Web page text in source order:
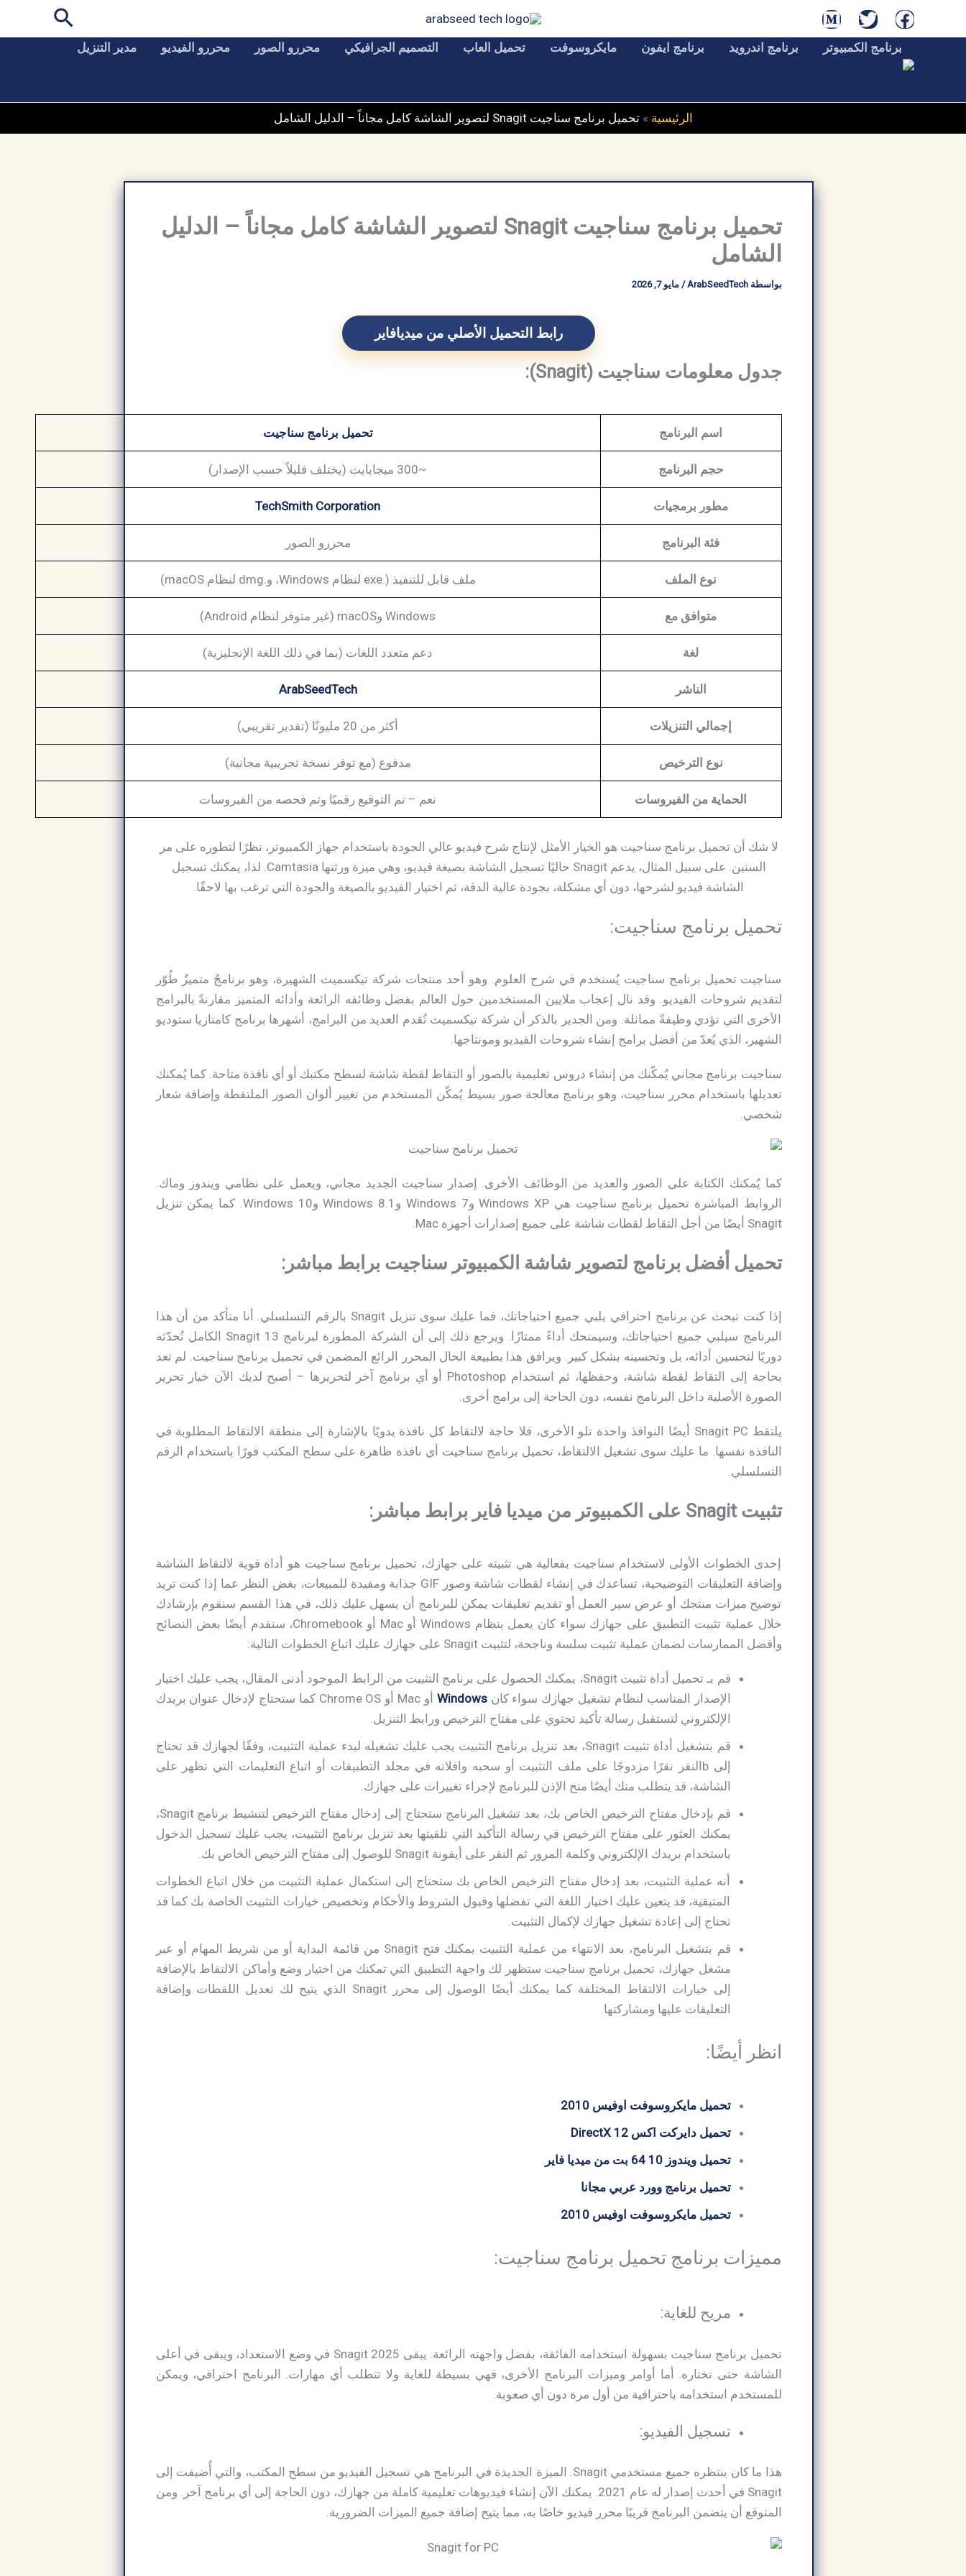
البحث
برنامج الكمبيوتر برنامج اندرويد برنامج ايفون مايكروسوفت تحميل العاب التصميم الجرافيكي محررو الصور محررو الفيديو مدير التنزيل
الرئيسية »تحميل برنامج سناجيت Snagit لتصوير الشاشة كامل مجاناً – الدليل الشامل
تحميل برنامج سناجيت Snagit لتصوير الشاشة كامل مجاناً – الدليل
الشامل
بواسطة ArabSeedTech
/مايو 7, 2026
رابط التحميل الأصلي من ميديافاير
جدول معلومات سناجيت (Snagit):
اسم البرنامج تحميل برنامج سناجيت
حجم البرنامج ~300 ميجابايت (يختلف قليلاً حسب الإصدار)
مطور برمجيات TechSmith Corporation
فئة البرنامج محررو الصور
نوع الملف ملف قابل للتنفيذ (.exe لنظام Windows، و.dmg لنظام macOS)
متوافق مع Windows وmacOS (غير متوفر لنظام Android)
لغة دعم متعدد اللغات (بما في ذلك اللغة الإنجليزية)
الناشر ArabSeedTech
إجمالي التنزيلات أكثر من 20 مليونًا (تقدير تقريبي)
نوع الترخيص مدفوع (مع توفر نسخة تجريبية مجانية)
الحماية من الفيروسات نعم – تم التوقيع رقميًا وتم فحصه من الفيروسات
لا شك أن تحميل برنامج سناجيت هو الخيار الأمثل لإنتاج شرح فيديو عالي الجودة باستخدام جهاز الكمبيوتر، نظرًا لتطوره على مر
السنين. على سبيل المثال، يدعم Snagit حاليًا تسجيل الشاشة بصيغة فيديو، وهي ميزة ورثتها Camtasia. لذا، يمكنك تسجيل
الشاشة فيديو لشرحها، دون أي مشكلة، بجودة عالية الدقة، ثم اختيار الفيديو بالصيغة والجودة التي ترغب بها لاحقًا.
تحميل برنامج سناجيت:
سناجيت تحميل برنامج سناجيت يُستخدم في شرح العلوم. وهو أحد منتجات شركة تيكسميث الشهيرة، وهو برنامجٌ متميزٌ طُوّر
لتقديم شروحات الفيديو. وقد نال إعجاب ملايين المستخدمين حول العالم بفضل وظائفه الرائعة وأدائه المتميز مقارنةً بالبرامج
الأخرى التي تؤدي وظيفةً مماثلة. ومن الجدير بالذكر أن شركة تيكسميث تُقدم العديد من البرامج، أشهرها برنامج كامتازيا ستوديو
الشهير، الذي يُعدّ من أفضل برامج إنشاء شروحات الفيديو ومونتاجها.
سناجيت برنامج مجاني يُمكّنك من إنشاء دروس تعليمية بالصور أو التقاط لقطة شاشة لسطح مكتبك أو أي نافذة متاحة. كما يُمكنك
تعديلها باستخدام محرر سناجيت، وهو برنامج معالجة صور بسيط يُمكّن المستخدم من تغيير ألوان الصور الملتقطة وإضافة شعار
شخصي.
كما يُمكنك الكتابة على الصور والعديد من الوظائف الأخرى. إصدار سناجيت الجديد مجاني، ويعمل على نظامي ويندوز وماك.
الروابط المباشرة تحميل برنامج سناجيت هي Windows XP وWindows 7 وWindows 8.1 وWindows 10. كما يمكن تنزيل
Snagit أيضًا من أجل التقاط لقطات شاشة على جميع إصدارات أجهزة Mac.
تحميل أفضل برنامج لتصوير شاشة الكمبيوتر سناجيت برابط مباشر:
إذا كنت تبحث عن برنامج احترافي يلبي جميع احتياجاتك، فما عليك سوى تنزيل Snagit بالرقم التسلسلي. أنا متأكد من أن هذا
البرنامج سيلبي جميع احتياجاتك، وسيمنحك أداءً ممتازًا. ويرجع ذلك إلى أن الشركة المطورة لبرنامج Snagit 13 الكامل تُحدّثه
دوريًا لتحسين أدائه، بل وتحسينه بشكل كبير. ويرافق هذا بطبيعة الحال المحرر الرائع المضمن في تحميل برنامج سناجيت. لم تعد
بحاجة إلى التقاط لقطة شاشة، وحفظها، ثم استخدام Photoshop أو أي برنامج آخر لتحريرها – أصبح لديك الآن خيار تحرير
الصورة الأصلية داخل البرنامج نفسه، دون الحاجة إلى برامج أخرى.
يلتقط Snagit PC أيضًا النوافذ واحدة تلو الأخرى، فلا حاجة لالتقاط كل نافذة يدويًا بالإشارة إلى منطقة الالتقاط المطلوبة في
النافذة نفسها. ما عليك سوى تشغيل الالتقاط، تحميل برنامج سناجيت أي نافذة ظاهرة على سطح المكتب فورًا باستخدام الرقم
التسلسلي.
تثبيت Snagit على الكمبيوتر من ميديا فاير برابط مباشر:
إحدى الخطوات الأولى لاستخدام سناجيت بفعالية هي تثبيته على جهازك، تحميل برنامج سناجيت هو أداة قوية لالتقاط الشاشة
وإضافة التعليقات التوضيحية، تساعدك في إنشاء لقطات شاشة وصور GIF جذابة ومفيدة للمبيعات، بغض النظر عما إذا كنت تريد
توضيح ميزات منتجك أو عرض سير العمل أو تقديم تعليقات يمكن للبرنامج أن يسهل عليك ذلك، في هذا القسم سنقوم بإرشادك
خلال عملية تثبيت التطبيق على جهازك سواء كان يعمل بنظام Windows أو Mac أو Chromebook، سنقدم أيضًا بعض النصائح
وأفضل الممارسات لضمان عملية تثبيت سلسة وناجحة، لتثبيت Snagit على جهازك عليك اتباع الخطوات التالية:
قم بـ تحميل أداة تثبيت Snagit، يمكنك الحصول على برنامج التثبيت من الرابط الموجود أدنى المقال، يجب عليك اختيار
الإصدار المناسب لنظام تشغيل جهازك سواء كانWindows
أو Mac أو Chrome OS كما ستحتاج لإدخال عنوان بريدك
الإلكتروني لتستقبل رسالة تأكيد تحتوي على مفتاح الترخيص ورابط التنزيل.
قم بتشغيل أداة تثبيت Snagit، بعد تنزيل برنامج التثبيت يجب عليك تشغيله لبدء عملية التثبيت، وفقًا لجهازك قد تحتاج
إلى bالنقر نقرًا مزدوجًا على ملف التثبيت أو سحبه وافلاته في مجلد التطبيقات أو اتباع التعليمات التي تظهر على
الشاشة، قد يتطلب منك أيضًا منح الإذن للبرنامج لإجراء تغييرات على جهازك.
قم بإدخال مفتاح الترخيص الخاص بك، بعد تشغيل البرنامج ستحتاج إلى إدخال مفتاح الترخيص لتنشيط برنامج Snagit،
يمكنك العثور على مفتاح الترخيص في رسالة التأكيد التي تلقيتها بعد تنزيل برنامج التثبيت، يجب عليك تسجيل الدخول
باستخدام بريدك الإلكتروني وكلمة المرور ثم النقر على أيقونة Snagit للوصول إلى مفتاح الترخيص الخاص بك.
أنه عملية التثبيت، بعد إدخال مفتاح الترخيص الخاص بك ستحتاج إلى استكمال عملية التثبيت من خلال اتباع الخطوات
المتبقية، قد يتعين عليك اختيار اللغة التي تفضلها وقبول الشروط والأحكام وتخصيص خيارات التثبيت الخاصة بك كما قد
تحتاج إلى إعادة تشغيل جهازك لإكمال التثبيت.
قم بتشغيل البرنامج، بعد الانتهاء من عملية التثبيت يمكنك فتح Snagit من قائمة البداية أو من شريط المهام أو عبر
مشغل جهازك، تحميل برنامج سناجيت ستظهر لك واجهة التطبيق التي تمكنك من اختيار وضع وأماكن الالتقاط بالإضافة
إلى خيارات الالتقاط المختلفة كما يمكنك أيضًا الوصول إلى محرر Snagit الذي يتيح لك تعديل اللقطات وإضافة
التعليقات عليها ومشاركتها.
انظر أيضًا:
تحميل مايكروسوفت اوفيس 2010
تحميل دايركت اكس 12 DirectX
تحميل ويندوز 10 64 بت من ميديا ​​فاير
تحميل برنامج وورد عربي مجانا
تحميل مايكروسوفت اوفيس 2010
مميزات برنامج تحميل برنامج سناجيت:
مريح للغاية:
تحميل برنامج سناجيت بسهولة استخدامه الفائقة، بفضل واجهته الرائعة. يبقى Snagit 2025 في وضع الاستعداد، ويبقى في أعلى
الشاشة حتى تختاره. أما أوامر وميزات البرنامج الأخرى، فهي بسيطة للغاية ولا تتطلب أي مهارات. البرنامج احترافي، ويمكن
للمستخدم استخدامه باحترافية من أول مرة دون أي صعوبة.
تسجيل الفيديو:
هذا ما كان ينتظره جميع مستخدمي Snagit. الميزة الجديدة في البرنامج هي تسجيل الفيديو من سطح المكتب، والتي أُضيفت إلى
Snagit في أحدث إصدار له عام 2021. يمكنك الآن إنشاء فيديوهات تعليمية كاملة من جهازك، دون الحاجة إلى أي برنامج آخر. ومن
المتوقع أن يتضمن البرنامج قريبًا محرر فيديو خاصًا به، مما يتيح إضافة جميع الميزات الضرورية.